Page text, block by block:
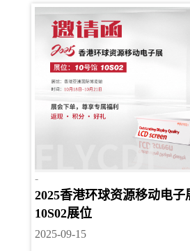
-
2025香港环球资源移动电
10S02展位
2025-09-15